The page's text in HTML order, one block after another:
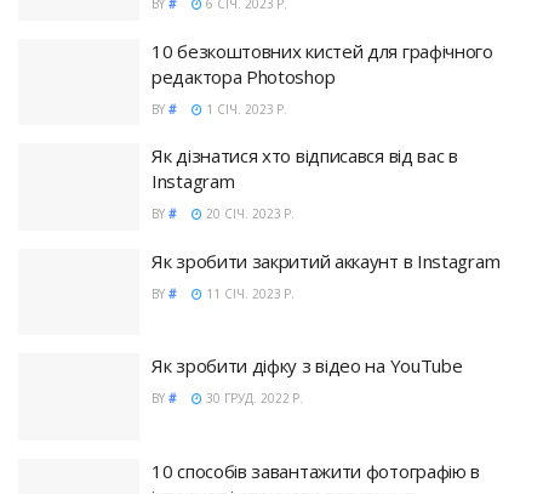
BY # 6 СІЧ. 2023 Р.
10 безкоштовних кистей для графічного
редактора Photoshop
BY # 1 СІЧ. 2023 Р.
Як дізнатися хто відписався від вас в
Instagram
BY # 20 СІЧ. 2023 Р.
Як зробити закритий аккаунт в Instagram
BY # 11 СІЧ. 2023 Р.
Як зробити діфку з відео на YouTube
BY # 30 ГРУД. 2022 Р.
10 способів завантажити фотографію в